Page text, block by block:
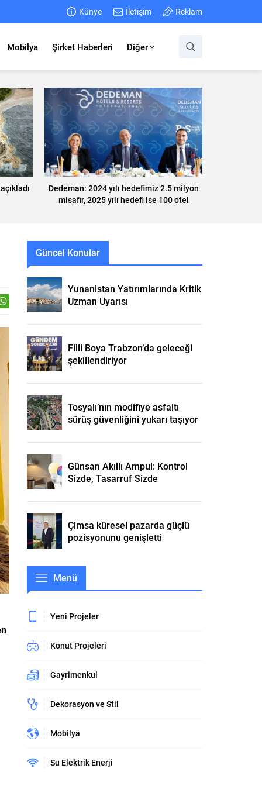
Künye İletişim Reklam
Mobilya Şirket Haberleri Diğer
Dedeman: 2024 yılı hedefimiz 2.5 milyon
misafir, 2025 yılı hedefi ise 100 otel
Güncel Konular
Yunanistan Yatırımlarında Kritik
Uzman Uyarısı
Filli Boya Trabzon’da geleceği
şekillendiriyor
Tosyalı’nın modifiye asfaltı
sürüş güvenliğini yukarı taşıyor
Günsan Akıllı Ampul: Kontrol
Sizde, Tasarruf Sizde
Çimsa küresel pazarda güçlü
pozisyonunu genişletti
Menü
Yeni Projeler
Konut Projeleri
Gayrimenkul
Dekorasyon ve Stil
Mobilya
Su Elektrik Enerji